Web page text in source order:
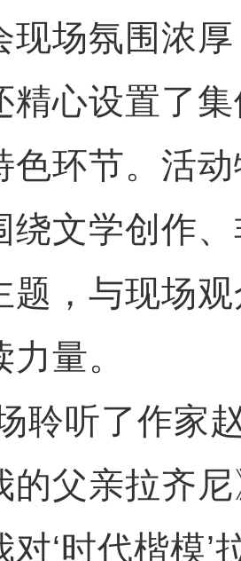
场氛围浓厚
精心设置了
色环节。活
绕文学创作
题，与现场
量。
听了作家赵
的父亲拉齐
对‘时代楷模’